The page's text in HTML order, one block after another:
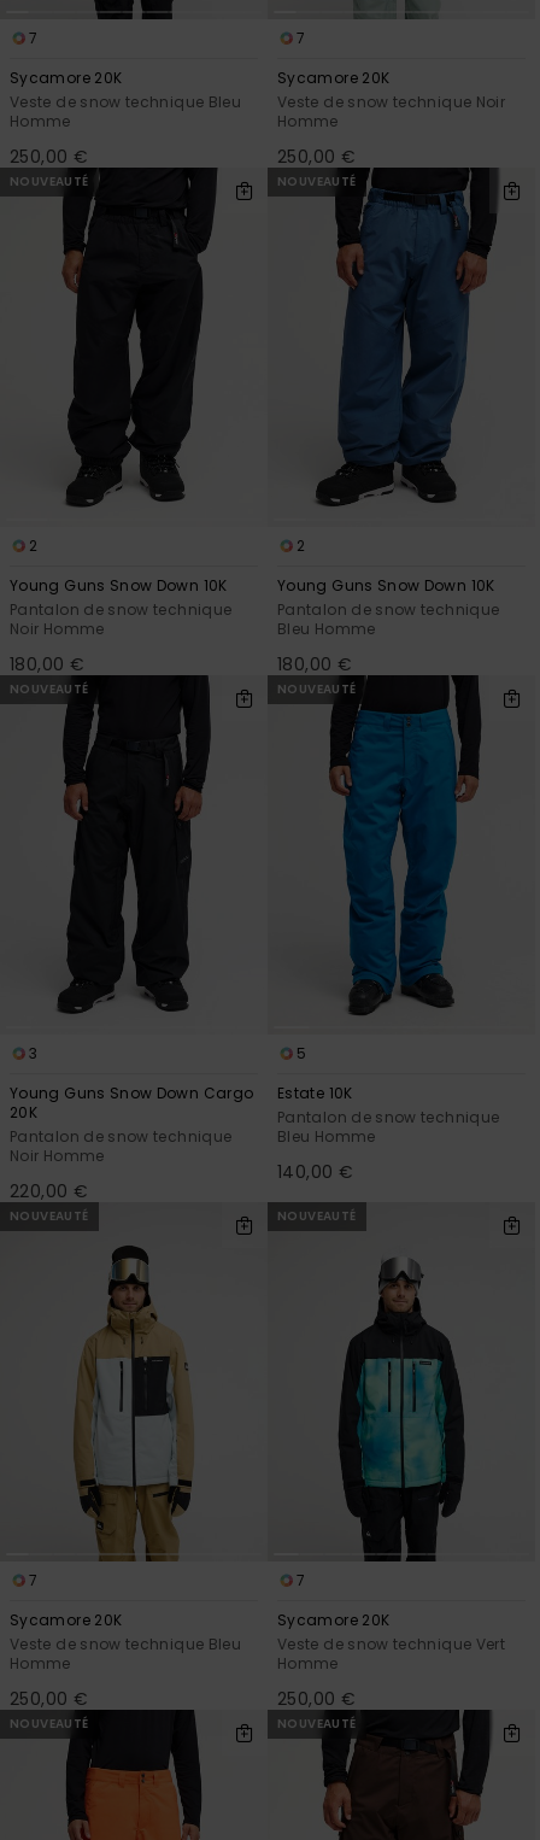
7
Sycamore 20K
Veste de snow technique Bleu
Homme
250,00 €
7
Sycamore 20K
Veste de snow technique Noir
Homme
250,00 €
NOUVEAUTÉ
2
Young Guns Snow Down 10K
Pantalon de snow technique
Noir Homme
180,00 €
NOUVEAUTÉ
2
Young Guns Snow Down 10K
Pantalon de snow technique
Bleu Homme
180,00 €
NOUVEAUTÉ
3
Young Guns Snow Down Cargo
20K
Pantalon de snow technique
Noir Homme
220,00 €
NOUVEAUTÉ
5
Estate 10K
Pantalon de snow technique
Bleu Homme
140,00 €
NOUVEAUTÉ
7
Sycamore 20K
Veste de snow technique Bleu
Homme
250,00 €
NOUVEAUTÉ
7
Sycamore 20K
Veste de snow technique Vert
Homme
250,00 €
NOUVEAUTÉ NOUVEAUTÉ